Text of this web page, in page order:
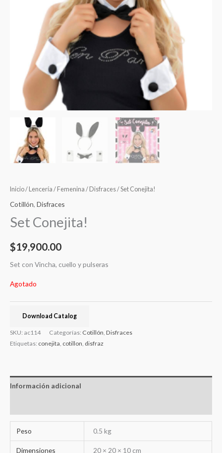
Inicio/ Lencería / Femenina / Disfraces/ Set Conejita!
Cotillón, Disfraces
Set Conejita!
$19,900.00
Set con Vincha, cuello y pulseras
Agotado
Download Catalog
SKU: ac114 Categorías: Cotillón Disfraces
Etiquetas: conejita cotillon disfraz
Información adicional
Peso 0.5 kg
Dimensiones 20 × 20 × 10 cm